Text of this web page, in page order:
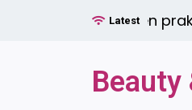
Latest
boren: stijlvol én
Beauty